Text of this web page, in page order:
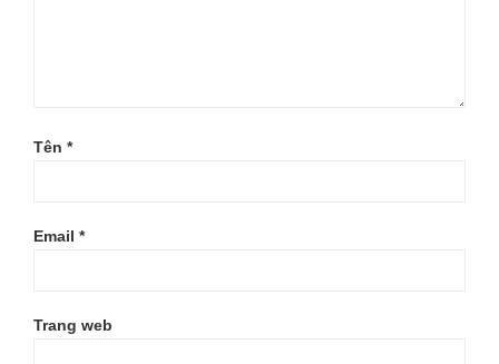
Tên *
Email *
Trang web